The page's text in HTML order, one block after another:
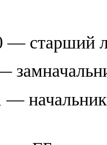
— старший
—